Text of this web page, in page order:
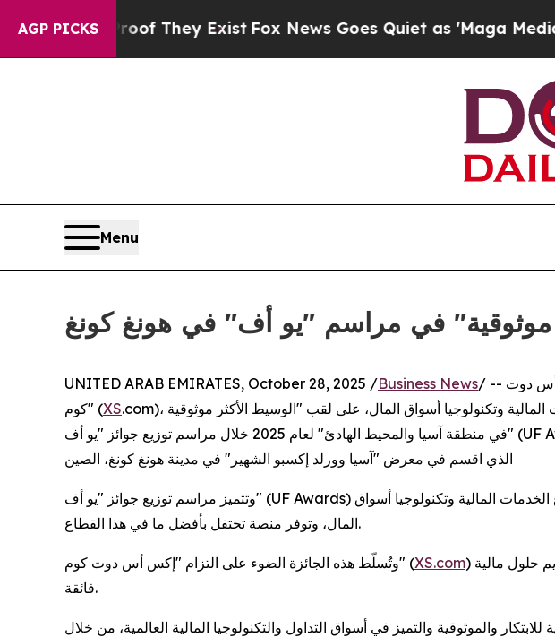
AGP PICKS
no Proof They Exist Fox News Goes Quiet as 'Maga Media
Menu
في مراسم "يو أف" في هونغ كونغ
UNITED ARAB EMIRATES, October 28, 2025 /Business News/ -- حصلت مجموعة إكس أس العالمية "إكس أس دوت
كوم" (XS.com)، الوسيط العالمي الرائد في مجال الخدمات المالية وتكنولوجيا أسواق المال، على لقب "الوسيط الأكثر موثوقية
في منطقة آسيا والمحيط الهادئ" لعام 2025 خلال مراسم توزيع جوائز "يو أف" (UF Awards) لمنطقة آسيا والمحيط الهادئ،
الذي اقسم في معرض "آسيا وورلد إكسبو الشهير" في مدينة هونغ كونغ، الصين
وتتميز مراسم توزيع جوائز "يو أف" (UF Awards) بتكريم التميز والابتكار والابداع في قطاع الخدمات المالية وتكنولوجيا أسواق
المال، وتوفر منصة تحتفل بأفضل ما في هذا القطاع.
وتُسلّط هذه الجائزة الضوء على التزام "إكس أس دوت كوم" (XS.com) الراسخ ببناء الثقة وتمكين العملاء وتقديم حلول مالية
فائقة.
والموثوقية والتميز في أسواق التداول والتكنولوجيا المالية العالمية، من خلال